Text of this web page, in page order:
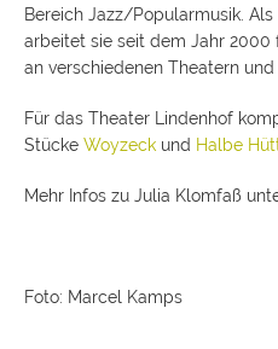
Bereich Jazz/Popularmusik.
arbeitet sie seit dem Jahr
an verschiedenen Theatern und
Für das Theater Lindenhof
Stücke Woyzeck und Halbe
Mehr Infos zu Julia Klomfaß
Foto: Marcel Kamps